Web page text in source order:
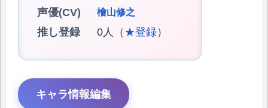
声優(CV)
檜山修之
推し登録 0人（ ★登録）
キャラ情報編集